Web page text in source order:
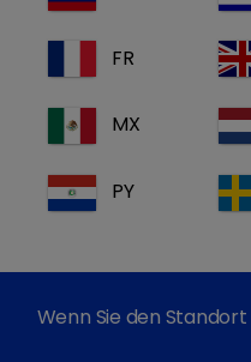
FR
MX
PY
Wenn Sie den